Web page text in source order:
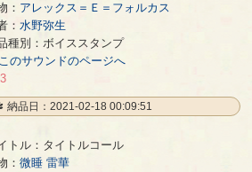
ル - 水野弥生
： アレックス＝Ｅ＝フォルカス
： 水野弥生
種別：ボイススタンプ
このサウンドのページへ
3
納品日：2021-02-18 00:09:51
トル：タイトルコール
： 微睡 雷華